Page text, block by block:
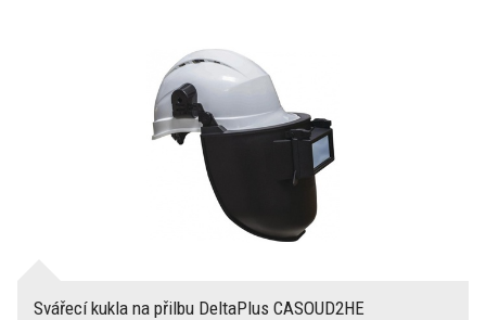
Svářecí kukla na přilbu DeltaPlus CASOUD2HE